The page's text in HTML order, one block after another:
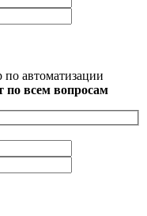
автоматизации
по всем вопросам